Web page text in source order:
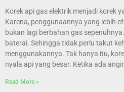
Korek api gas elektrik menjadi korek
Karena, penggunaannya yang lebih
bukan lagi berbahan gas
baterai. Sehingga tidak perlu takut
menggunakannya. Tak hanya itu,
nyala api yang besar. Ketika ada
Read More »